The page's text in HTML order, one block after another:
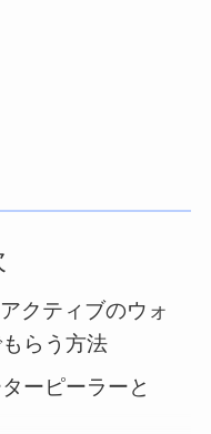
クティブのウォ
らう方法
ーピーラーと